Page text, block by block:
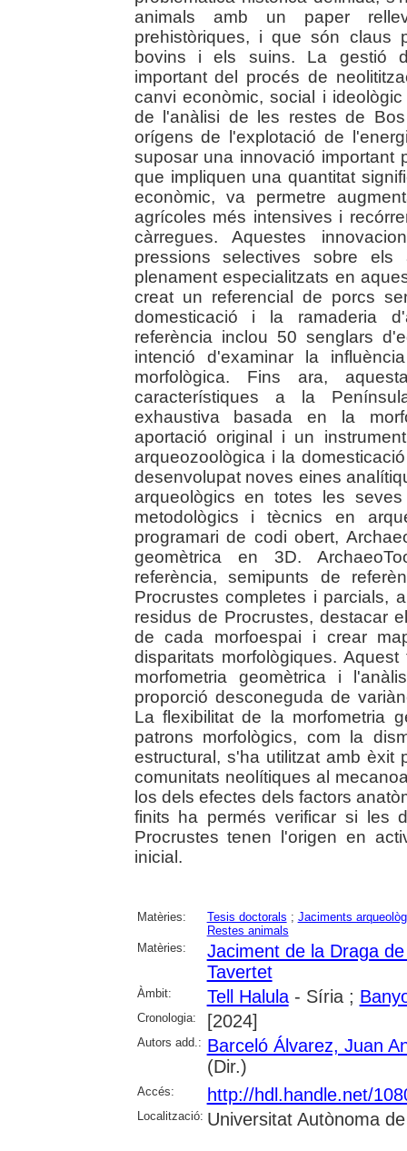
animals amb un paper
prehistòriques, i que són claus
bovins i els suins. La gestió
important del procés de
canvi econòmic, social i
de l'anàlisi de les restes de
orígens de l'explotació de
suposar una innovació important
que impliquen una quantitat
econòmic, va permetre
agrícoles més intensives i
càrregues. Aquestes
pressions selectives sobre
plenament especialitzats en
creat un referencial de porcs
domesticació i la ramaderia
referència inclou 50 senglars
intenció d'examinar la
morfològica. Fins ara,
característiques a la
exhaustiva basada en la
aportació original i un
arqueozoològica i la
desenvolupat noves eines
arqueològics en totes les
metodològics i tècnics en
programari de codi obert,
geomètrica en 3D.
referència, semipunts de
Procrustes completes i parcials,
residus de Procrustes, destacar
de cada morfoespai i crear
disparitats morfològiques.
morfometria geomètrica i
proporció desconeguda de
La flexibilitat de la morfometria
patrons morfològics, com la
estructural, s'ha utilitzat amb
comunitats neolítiques al
los dels efectes dels factors
finits ha permés verificar si les
Procrustes tenen l'origen en
inicial.
Matèries: Tesis doctorals ; Jaciments
Restes animals
Matèries:
Jaciment de la Draga
Tavertet
Àmbit: Tell Halula- Síria ;
Cronologia: [2024]
Autors add.: Barceló Álvarez, Juan
(Dir.)
Accés: http://hdl.handle.net/
Localització: Universitat Autònoma